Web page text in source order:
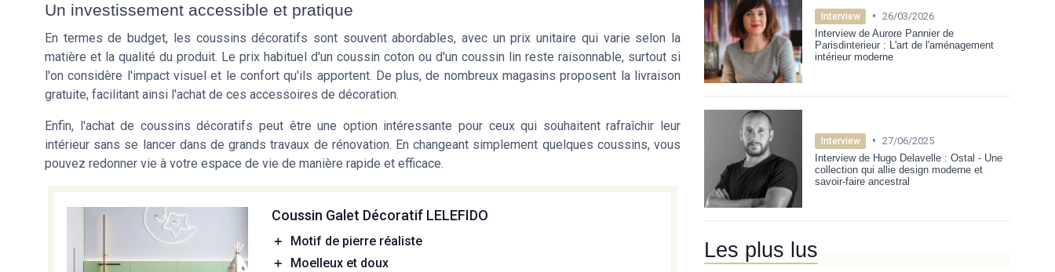
Un investissement accessible et pratique
En termes de budget, les coussins décoratifs sont souvent abordables, avec un prix unitaire qui varie selon la
matière et la qualité du produit. Le prix habituel d'un coussin coton ou d'un coussin lin reste raisonnable, surtout si
l'on considère l'impact visuel et le confort qu'ils apportent. De plus, de nombreux magasins proposent la livraison
gratuite, facilitant ainsi l'achat de ces accessoires de décoration.
Enfin, l'achat de coussins décoratifs peut être une option intéressante pour ceux qui souhaitent rafraîchir leur
intérieur sans se lancer dans de grands travaux de rénovation. En changeant simplement quelques coussins, vous
pouvez redonner vie à votre espace de vie de manière rapide et efficace.
Coussin Galet Décoratif LELEFIDO
＋
Motif de pierre réaliste
＋
Moelleux et doux
Interview • 26/03/2026
Interview de Aurore Pannier de
Parisdinterieur : L'art de l'aménagement
intérieur moderne
Interview • 27/06/2025
Interview de Hugo Delavelle : Ostal - Une
collection qui allie design moderne et
savoir-faire ancestral
Les plus lus